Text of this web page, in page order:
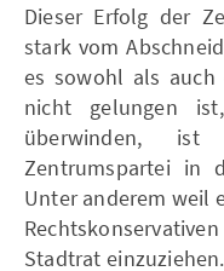
Dieser Erfolg der
stark vom
es sowohl als auch
nicht gelungen
überwinden, ist
Zentrumspartei in
Unter anderem weil
Stadtrat